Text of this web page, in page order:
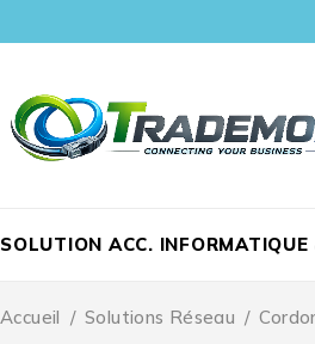
SOLUTION ACC.
Accueil / Solutions Réseau /